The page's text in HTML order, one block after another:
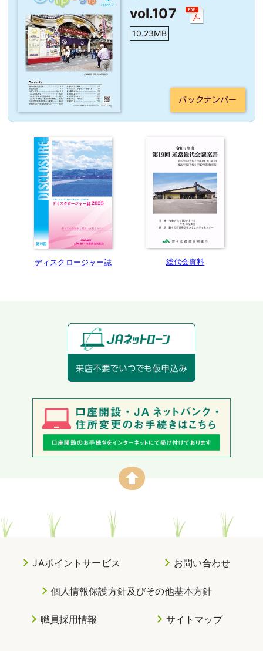
vol.107
10.23MB
バックナンバー
ディスクロージャー誌 総代会資料
JAポイントサービス お問い合わせ
個人情報保護方針及びその他基本方針
職員採用情報 サイトマップ